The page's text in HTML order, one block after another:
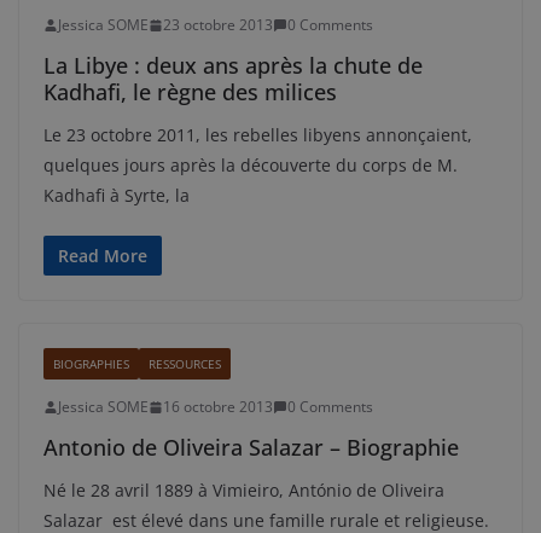
Jessica SOME 23 octobre 2013 0 Comments
La Libye : deux ans après la chute de
Kadhafi, le règne des milices
Le 23 octobre 2011, les rebelles libyens annonçaient,
quelques jours après la découverte du corps de M.
Kadhafi à Syrte, la
Read More
BIOGRAPHIES RESSOURCES
Jessica SOME 16 octobre 2013 0 Comments
Antonio de Oliveira Salazar – Biographie
Né le 28 avril 1889 à Vimieiro, António de Oliveira
Salazar est élevé dans une famille rurale et religieuse.